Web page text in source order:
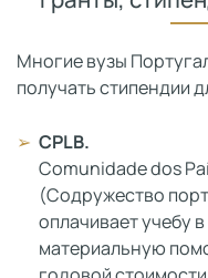
Многие вузы
получать стипендии
CPLB.
Comunidade dos
(Содружество
оплачивает учебу
материальную